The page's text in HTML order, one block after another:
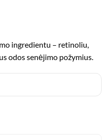
ingredientu – retinoliu,
odos senėjimo požymius.
Raukšlių